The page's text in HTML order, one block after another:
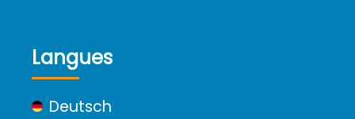
Langues
Deutsch